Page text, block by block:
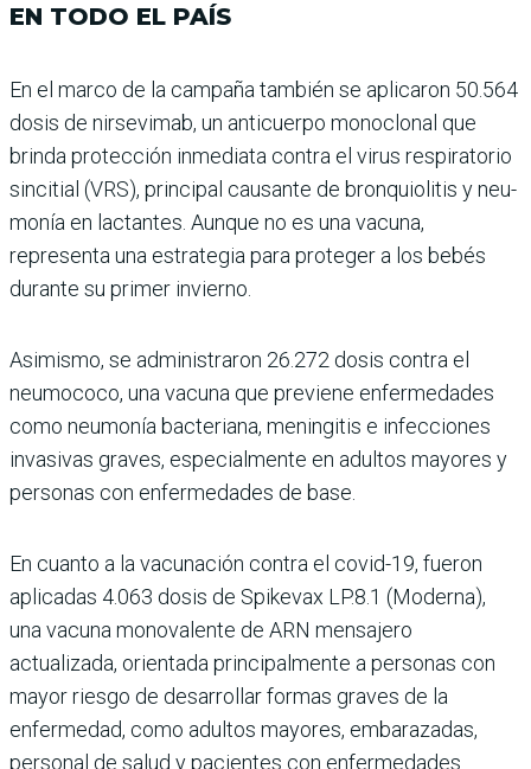
EN TODO EL PAÍS
En el marco de la campaña también se aplicaron 50.564
dosis de nirsevimab, un anticuerpo monoclonal que
brinda protección inmediata contra el virus respiratorio
sincitial (VRS), principal cau­sante de bronquiolitis y neu­
monía en lactantes. Aunque no es una vacuna,
representa una estrategia para proteger a los bebés
durante su primer invierno.
Asimismo, se administra­ron 26.272 dosis contra el
neumococo, una vacuna que previene enfermedades
como neumonía bacteriana, menin­gitis e infecciones
invasivas graves, especialmente en adultos mayores y
personas con enfermedades de base.
En cuanto a la vacunación contra el covid-19, fueron
aplicadas 4.063 dosis de Spikevax LP.8.1 (Moderna),
una vacuna monovalente de ARN mensajero
actualizada, orientada principalmente a personas con
mayor riesgo de desarrollar formas gra­ves de la
enfermedad, como adultos mayores, embara­zadas,
personal de salud y pacientes con enfermeda­des